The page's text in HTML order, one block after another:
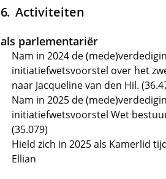
Activiteiten
als parlementariër
Nam in 2024 de
initiatiefwetsvoorstel over het
naar Jacqueline van den Hil.
Nam in 2025 de
initiatiefwetsvoorstel Wet
(35.079)
Hield zich in 2025 als Kamerlid
Ellian